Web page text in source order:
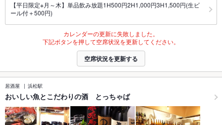
【平日限定※月～木】単品飲み放題1H500円2H1,000円3H1,500円(生ビ
ール付＋500円)
カレンダーの更新に失敗しました。
下記ボタンを押して空席状況を更新してください。
空席状況を更新する
居酒屋 浜松駅
おいしい魚とこだわりの酒 とっちゃば